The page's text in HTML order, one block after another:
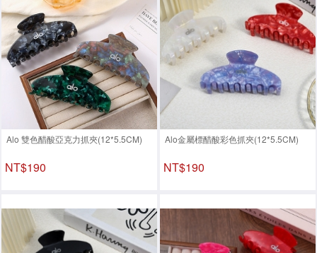
Alo 雙色醋酸亞克力抓夾(12*5.5CM)
NT$190
Alo金屬標醋酸彩色抓夾(12*5.5CM)
NT$190